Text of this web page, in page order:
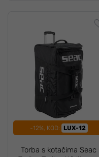
-12%, KOD: LUX-12
Torba s kotačima Seac